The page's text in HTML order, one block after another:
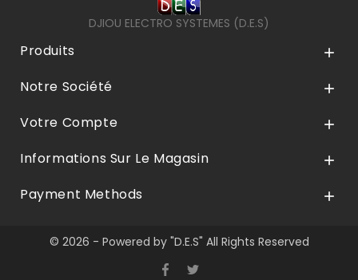
DJIOU ELECTRO SYSTEMES (D.E.S)
Produits 
Notre Société 
Votre Compte 
Informations Sur Le Magasin 
Payment Methods 
© 2026 - Powered by "D.E.S" All Rights Reserved